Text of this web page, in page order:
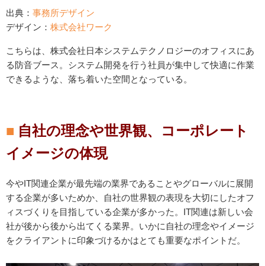
出典： 事務所デザイン
デザイン： 株式会社ワーク
こちらは、株式会社日本システムテクノロジーのオフィスにあ
る防音ブース。システム開発を行う社員が集中して快適に作業
できるような、落ち着いた空間となっている。
自社の理念や世界観、コーポレート
イメージの体現
今やIT関連企業が最先端の業界であることやグローバルに展開
する企業が多いためか、自社の世界観の表現を大切にしたオフ
ィスづくりを目指している企業が多かった。IT関連は新しい会
社が後から後から出てくる業界。いかに自社の理念やイメージ
をクライアントに印象づけるかはとても重要なポイントだ。